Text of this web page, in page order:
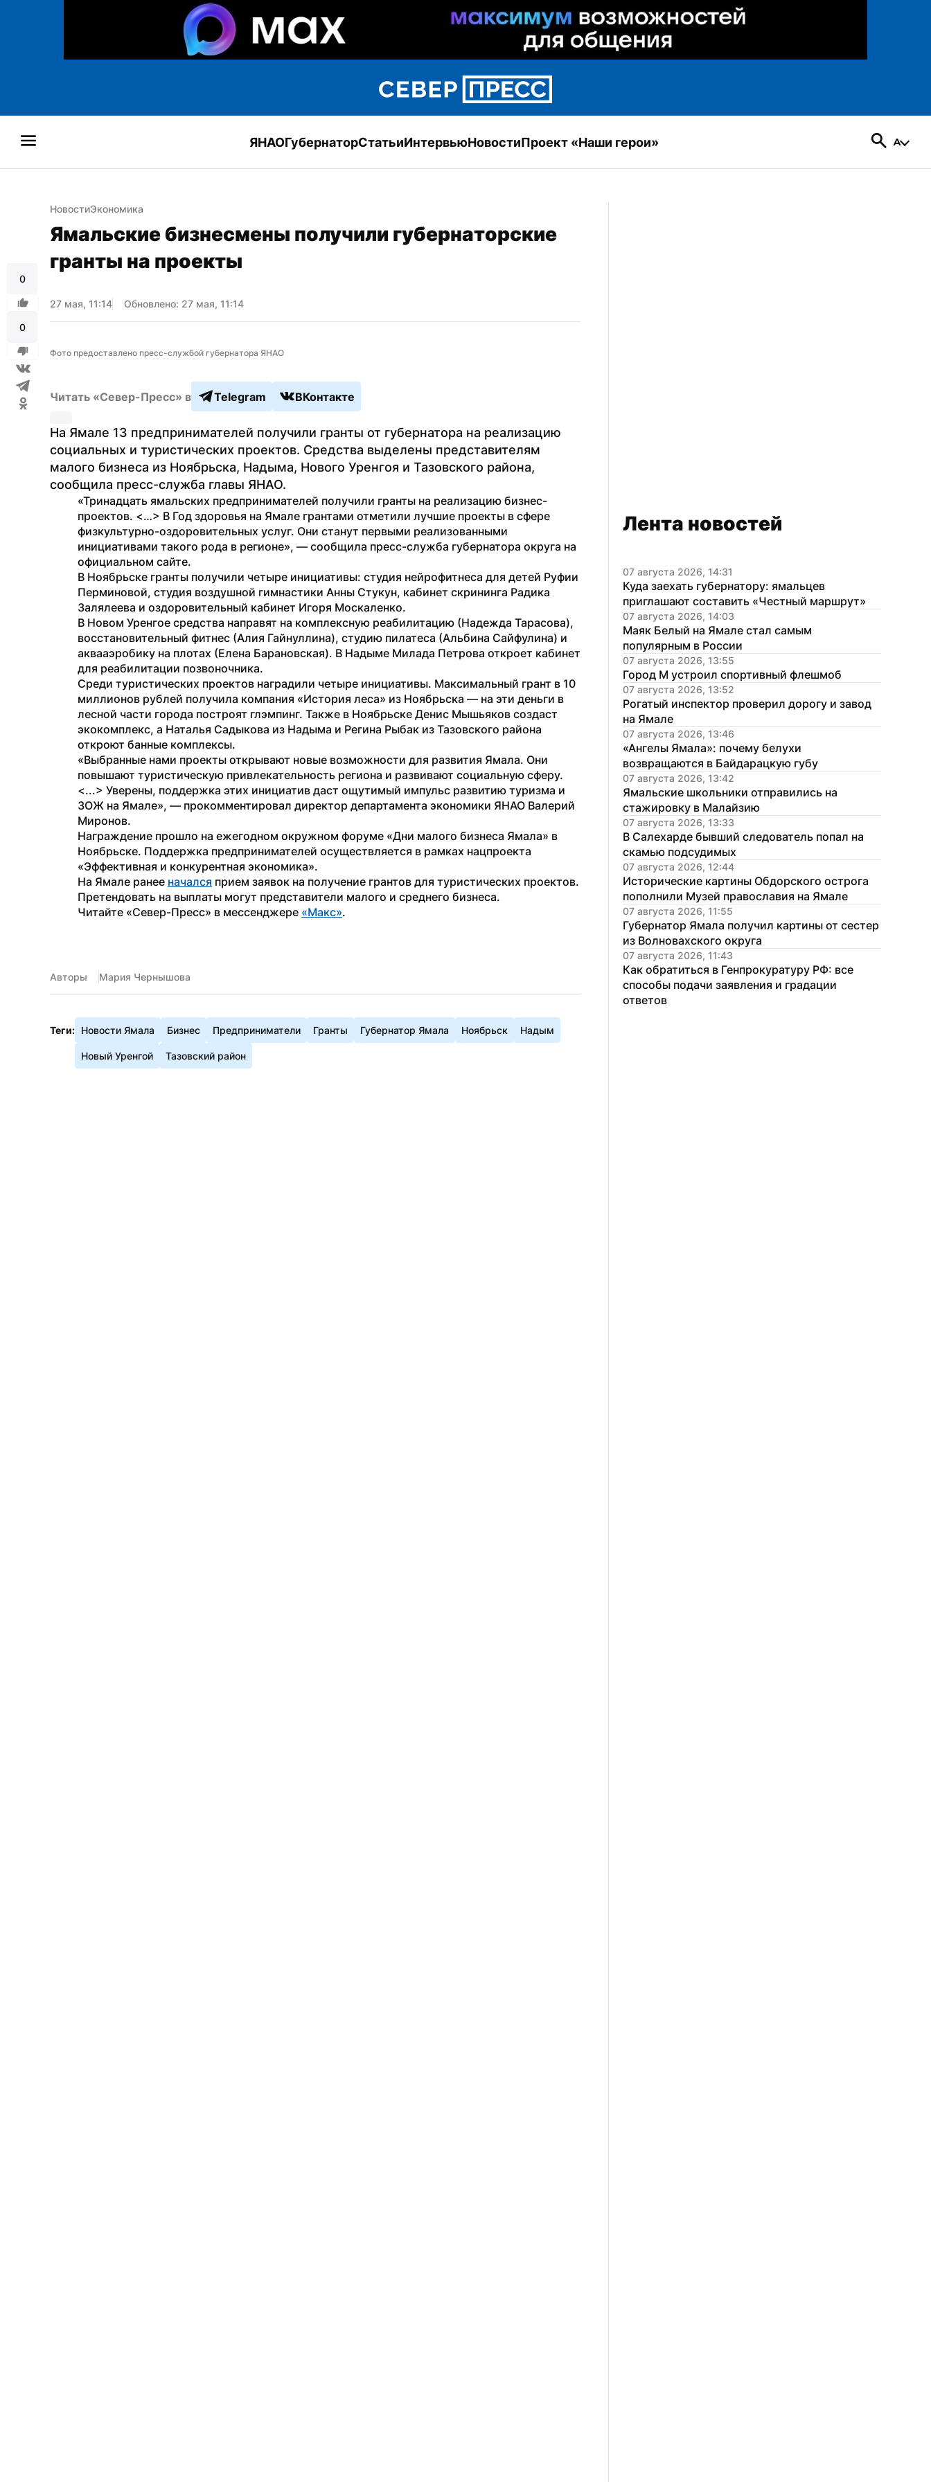
ЯНАОГубернаторСтатьиИнтервьюНовостиПроект «Наши герои»
0
0
НовостиЭкономика
Ямальские бизнесмены получили губернаторские
гранты на проекты
27 мая, 11:14 Обновлено: 27 мая, 11:14
Фото предоставлено пресс-службой губернатора ЯНАО
Читать «Север-Пресс» в Telegram ВКонтакте
На Ямале 13 предпринимателей получили гранты от губернатора на реализацию
социальных и туристических проектов. Средства выделены представителям
малого бизнеса из Ноябрьска, Надыма, Нового Уренгоя и Тазовского района,
сообщила пресс-служба главы ЯНАО.
«Тринадцать ямальских предпринимателей получили гранты на реализацию бизнес-
проектов. <…> В Год здоровья на Ямале грантами отметили лучшие проекты в сфере
физкультурно-оздоровительных услуг. Они станут первыми реализованными
инициативами такого рода в регионе», — сообщила пресс-служба губернатора округа на
официальном сайте.
В Ноябрьске гранты получили четыре инициативы: студия нейрофитнеса для детей Руфии
Перминовой, студия воздушной гимнастики Анны Стукун, кабинет скрининга Радика
Залялеева и оздоровительный кабинет Игоря Москаленко.
В Новом Уренгое средства направят на комплексную реабилитацию (Надежда Тарасова),
восстановительный фитнес (Алия Гайнуллина), студию пилатеса (Альбина Сайфулина) и
аквааэробику на плотах (Елена Барановская). В Надыме Милада Петрова откроет кабинет
для реабилитации позвоночника.
Среди туристических проектов наградили четыре инициативы. Максимальный грант в 10
миллионов рублей получила компания «История леса» из Ноябрьска — на эти деньги в
лесной части города построят глэмпинг. Также в Ноябрьске Денис Мышьяков создаст
экокомплекс, а Наталья Садыкова из Надыма и Регина Рыбак из Тазовского района
откроют банные комплексы.
«Выбранные нами проекты открывают новые возможности для развития Ямала. Они
повышают туристическую привлекательность региона и развивают социальную сферу.
<...> Уверены, поддержка этих инициатив даст ощутимый импульс развитию туризма и
ЗОЖ на Ямале», — прокомментировал директор департамента экономики ЯНАО Валерий
Миронов.
Награждение прошло на ежегодном окружном форуме «Дни малого бизнеса Ямала» в
Ноябрьске. Поддержка предпринимателей осуществляется в рамках нацпроекта
«Эффективная и конкурентная экономика».
На Ямале ранее начался прием заявок на получение грантов для туристических проектов.
Претендовать на выплаты могут представители малого и среднего бизнеса.
Читайте «Север-Пресс» в мессенджере «Макс».
Авторы Мария Чернышова
Теги: Новости Ямала Бизнес Предприниматели Гранты Губернатор Ямала Ноябрьск Надым
Новый Уренгой Тазовский район
Лента новостей
07 августа 2026, 14:31
Куда заехать губернатору: ямальцев
приглашают составить «Честный маршрут»
07 августа 2026, 14:03
Маяк Белый на Ямале стал самым
популярным в России
07 августа 2026, 13:55
Город М устроил спортивный флешмоб
07 августа 2026, 13:52
Рогатый инспектор проверил дорогу и завод
на Ямале
07 августа 2026, 13:46
«Ангелы Ямала»: почему белухи
возвращаются в Байдарацкую губу
07 августа 2026, 13:42
Ямальские школьники отправились на
стажировку в Малайзию
07 августа 2026, 13:33
В Салехарде бывший следователь попал на
скамью подсудимых
07 августа 2026, 12:44
Исторические картины Обдорского острога
пополнили Музей православия на Ямале
07 августа 2026, 11:55
Губернатор Ямала получил картины от сестер
из Волновахского округа
07 августа 2026, 11:43
Как обратиться в Генпрокуратуру РФ: все
способы подачи заявления и градации
ответов